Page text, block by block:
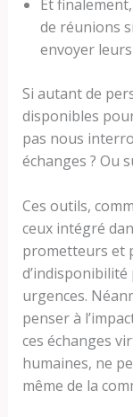
Et
de réunions
envoyer
Si autant de
disponibles
pas nous
échanges ? Ou
Ces outils,
ceux intégré
prometteurs et
d’indisponibilité
urgences.
penser à
ces échanges
humaines, ne
même de la